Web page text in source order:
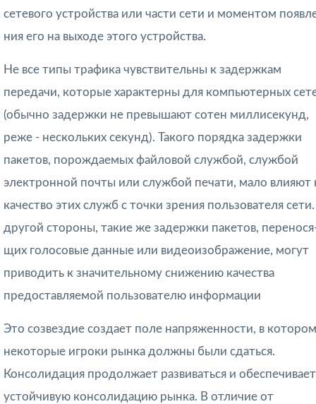
сетевого устройства или части сети и моментом
ния его на выходе этого устройства.
Не все типы трафика чувствительны к задержкам
передачи, которые характерны для компьютерных
(обычно задержки не превышают сотен миллисекунд,
реже - нескольких секунд). Та­кого порядка задержки
пакетов, порождаемых файловой службой, службой
элект­ронной почты или службой печати, мало влияют
качество этих служб с точки зрения пользователя
другой стороны, такие же задержки пакетов,
щих голосовые данные или видеоизображение, могут
приводить к значительному снижению качества
предоставляемой пользователю информации
Это созвездие создает поле напряженности, в котором
некоторые игроки рынка должны были сдаться.
Консолидация продолжает развиваться и обеспечивает
устойчивую консолидацию рынка. В отличие от